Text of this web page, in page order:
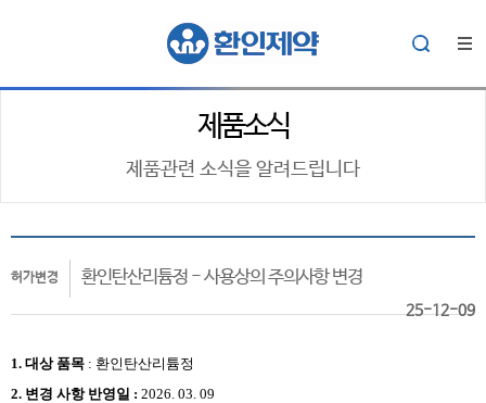
제품소식
제품관련 소식을 알려드립니다
허가변경 환인탄산리튬정 - 사용상의 주의사항 변경
25-12-09
1. 대상품목 : 환인탄산리튬정
2. 변경 사항 반영일 : 2026. 03. 09